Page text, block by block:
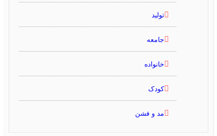
تولید
جامعه
خانواده
کودک
مد و فشن